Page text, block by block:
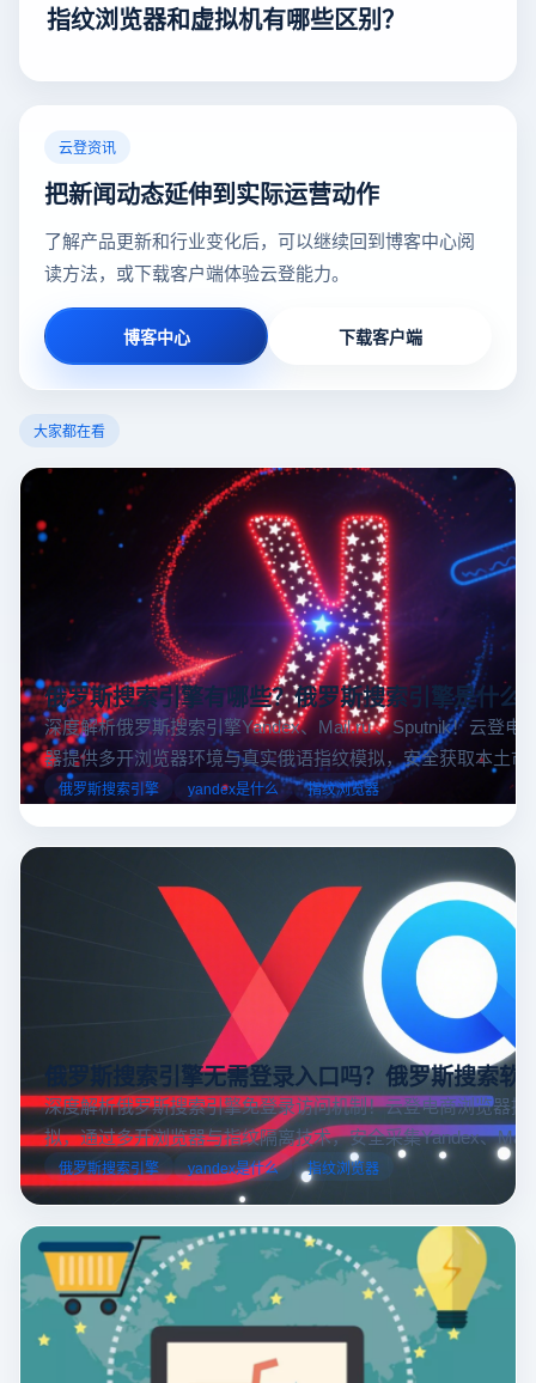
指纹浏览器和虚拟机有哪些区别？
云登资讯
把新闻动态延伸到实际运营动作
了解产品更新和行业变化后，可以继续回到博客中心阅
读方法，或下载客户端体验云登能力。
博客中心 下载客户端
大家都在看
俄罗斯搜索引擎有哪些？俄罗斯搜索引擎是什么
深度解析俄罗斯搜索引擎Yandex、Mail.ru 、Sputnik！云登电
器提供多开浏览器环境与真实俄语指纹模拟，安全获取本土市
据，助力跨境电商精准决策。
俄罗斯搜索引擎 yandex是什么 指纹浏览器
俄罗斯搜索引擎无需登录入口吗？俄罗斯搜索软
深度解析俄罗斯搜索引擎免登录访问机制！云登电商浏览器
拟，通过多开浏览器与指纹隔离技术，安全采集Yandex、
跨境电商本土化运营。
俄罗斯搜索引擎 yandex是什么 指纹浏览器